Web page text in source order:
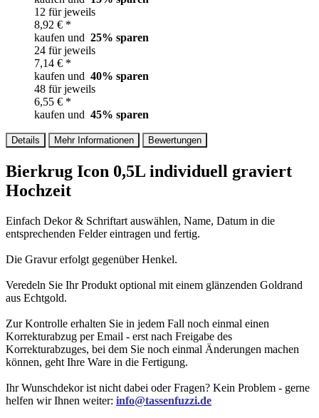
12 für jeweils
8,92 € *
kaufen und 25% sparen
24 für jeweils
7,14 € *
kaufen und 40% sparen
48 für jeweils
6,55 € *
kaufen und 45% sparen
Details Mehr Informationen Bewertungen
Bierkrug Icon 0,5L individuell graviert
Hochzeit
Einfach Dekor & Schriftart auswählen, Name, Datum in die
entsprechenden Felder eintragen und fertig.
Die Gravur erfolgt gegenüber Henkel.
Veredeln Sie Ihr Produkt optional mit einem glänzenden Goldrand
aus Echtgold.
Zur Kontrolle erhalten Sie in jedem Fall noch einmal einen
Korrekturabzug per Email - erst nach Freigabe des
Korrekturabzuges, bei dem Sie noch einmal Änderungen machen
können, geht Ihre Ware in die Fertigung.
Ihr Wunschdekor ist nicht dabei oder Fragen? Kein Problem - gerne
helfen wir Ihnen weiter: info@tassenfuzzi.de